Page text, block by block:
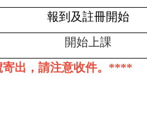
報到及註冊開始
開始上課
寄出，請注意收件。****